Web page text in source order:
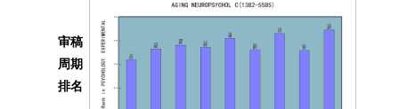
审稿
周期
排名